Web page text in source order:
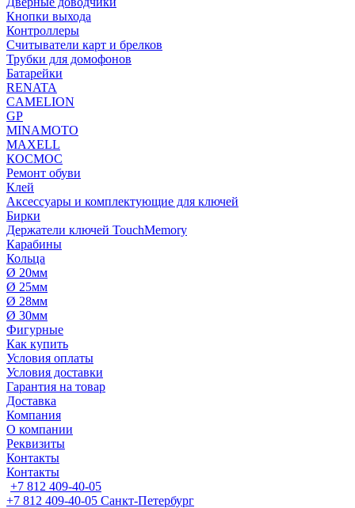
Кнопки выхода
Контроллеры
Считыватели карт и брелков
Трубки для домофонов
Батарейки
RENATA
CAMELION
GP
MINAMOTO
MAXELL
КОСМОС
Ремонт обуви
Клей
Аксессуары и комплектующие для ключей
Бирки
Держатели ключей TouchMemory
Карабины
Кольца
Ø 20мм
Ø 25мм
Ø 28мм
Ø 30мм
Фигурные
Как купить
Условия оплаты
Условия доставки
Гарантия на товар
Доставка
Компания
О компании
Реквизиты
Контакты
Контакты
+7 812 409-40-05
+7 812 409-40-05 Санĸт-Петербург